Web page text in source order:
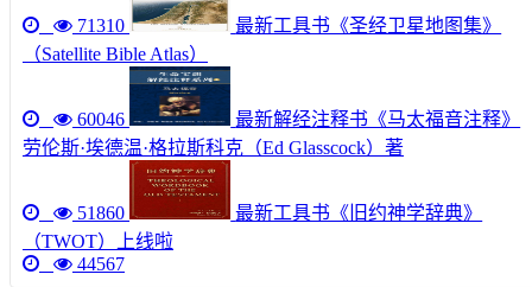
71310
最新工具书《圣经卫星地图集》
（Satellite Bible Atlas）
60046
最新解经注释书《马太福音注释》
劳伦斯·埃德温·格拉斯科克（Ed Glasscock）著
51860
最新工具书《旧约神学辞典》
（TWOT）上线啦
44567